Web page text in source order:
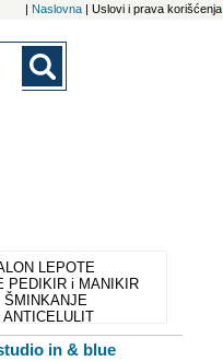
| Naslovna | Uslovi i prava korišćenja
LEPOTE
PEDIKIR i MANIKIR
ŠMINKANJE
in & blue